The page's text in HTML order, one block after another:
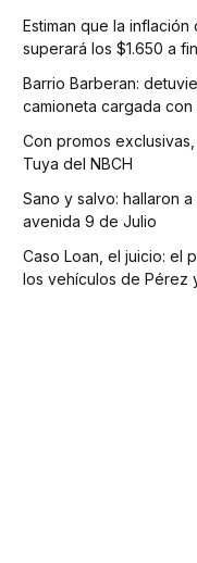
Estiman que la
superará los $1.650 a
Barrio Barberan:
camioneta cargada con
Con promos
Tuya del NBCH
Sano y salvo: hallaron
avenida 9 de Julio
Caso Loan, el juicio: el
los vehículos de Pérez